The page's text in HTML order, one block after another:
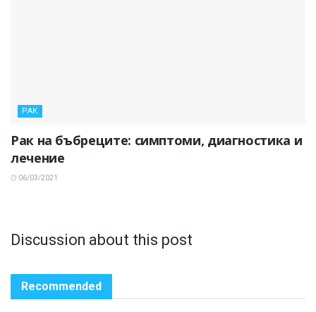
РАК
Рак на бъбреците: симптоми, диагностика и
лечение
06/03/2021
Discussion about this post
Recommended